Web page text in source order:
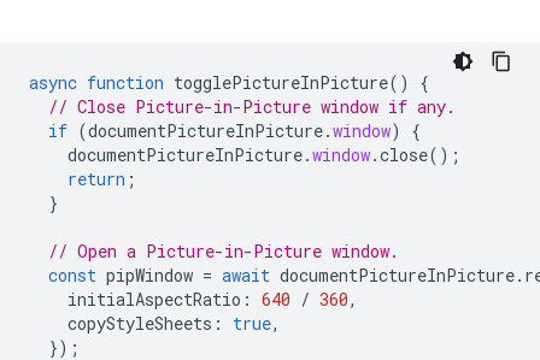
async function togglePictureInPicture()
{
// Close Picture-in-Picture window if any.
if (documentPictureInPicture.window)
{
documentPictureInPicture.window.close();
return ;
}
// Open a Picture-in-Picture window.
const pipWindow = await documentPictureInPicture.
initialAspectRatio : 640 / 360,
copyStyleSheets : true,
});